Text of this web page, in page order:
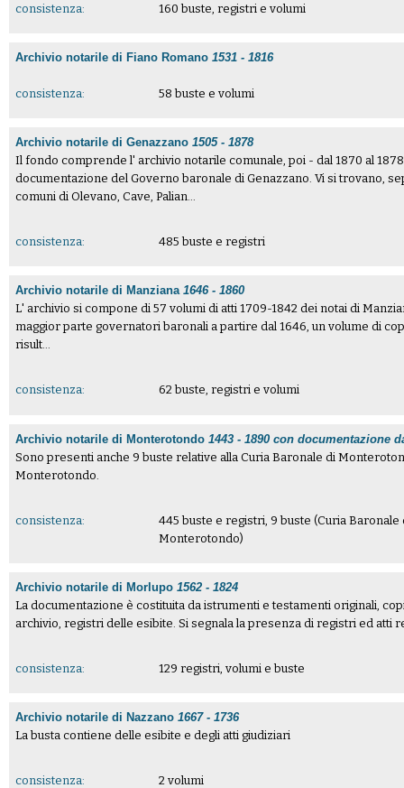
consistenza: 160 buste, registri e volumi
Archivio notarile di Fiano Romano1531 - 1816
consistenza: 58 buste e volumi
Archivio notarile di Genazzano1505 - 1878
Il fondo comprende l' archivio notarile comunale, poi - dal 1870 al
documentazione del Governo baronale di Genazzano. Vi si trovano,
comuni di Olevano, Cave, Palian...
consistenza: 485 buste e registri
Archivio notarile di Manziana1646 - 1860
L' archivio si compone di 57 volumi di atti 1709-1842 dei notai di
maggior parte governatori baronali a partire dal 1646, un volume di
risult...
consistenza: 62 buste, registri e volumi
Archivio notarile di Monterotondo1443 - 1890 con documentazione
Sono presenti anche 9 buste relative alla Curia Baronale di
Monterotondo.
consistenza:
445 buste e registri, 9 buste (Curia
Monterotondo)
Archivio notarile di Morlupo1562 - 1824
La documentazione è costituita da istrumenti e testamenti originali,
archivio, registri delle esibite. Si segnala la presenza di registri ed atti
consistenza: 129 registri, volumi e buste
Archivio notarile di Nazzano1667 - 1736
La busta contiene delle esibite e degli atti giudiziari
consistenza: 2 volumi